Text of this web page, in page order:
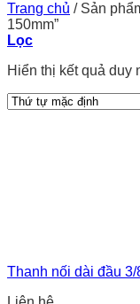
Trang chủ /Sản
150mm”
Lọc
Hiển thị kết quả duy
Thanh nối dài đầu